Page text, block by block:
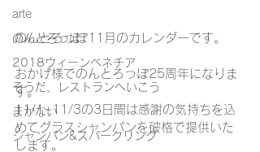
arte
のんとろっぽ
2018ウィーンベネチア
そうだ、レストランへいこう
まかない
シャンパン&スパークリング
のんとろっぽ11月のカレンダーです。
おかげ様でのんとろっぽ25周年になりま
す。
11/1~11/3の3日間は感謝の気持ちを込
めてグラスシャンパンを破格で提供いた
します。